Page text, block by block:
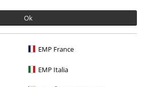
Ok
EMP France
EMP Italia
options.